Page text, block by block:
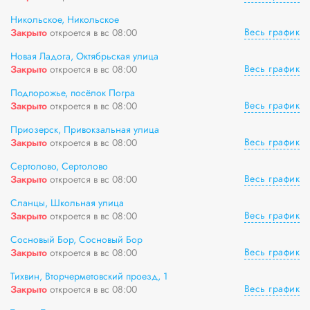
Никольское, Никольское
Закрыто откроется в вс 08:00
Весь график
Новая Ладога, Октябрьская улица
Закрыто откроется в вс 08:00
Весь график
Подпорожье, посёлок Погра
Закрыто откроется в вс 08:00
Весь график
Приозерск, Привокзальная улица
Закрыто откроется в вс 08:00
Весь график
Сертолово, Сертолово
Закрыто откроется в вс 08:00
Весь график
Сланцы, Школьная улица
Закрыто откроется в вс 08:00
Весь график
Сосновый Бор, Сосновый Бор
Закрыто откроется в вс 08:00
Весь график
Тихвин, Вторчерметовский проезд, 1
Закрыто откроется в вс 08:00
Весь график